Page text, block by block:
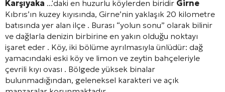
Karşıyaka ...'daki en huzurlu köylerden biridir Girne
Kıbrıs’ın kuzey kıyısında, Girne’nin yaklaşık 20 kilometre
batısında yer alan ilçe . Burası “yolun sonu” olarak bilinir
ve dağlarla denizin birbirine en yakın olduğu noktayı
işaret eder . Köy, iki bölüme ayrılmasıyla ünlüdür: dağ
yamacındaki eski köy ve limon ve zeytin bahçeleriyle
çevrili kıyı ovası . Bölgede yüksek binalar
bulunmadığından, geleneksel karakteri ve açık